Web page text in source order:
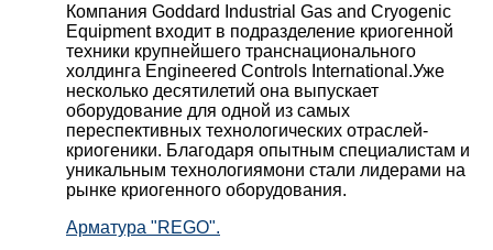
Компания Goddard Industrial Gas and Cryogenic
Equipment входит в подразделение криогенной
техники крупнейшего транснационального
холдинга Engineered Controls International.Уже
несколько десятилетий она выпускает
оборудование для одной из самых
переспективных технологических отраслей-
криогеники. Благодаря опытным специалистам и
уникальным технологиямони стали лидерами на
рынке криогенного оборудования.
Арматура "REGO".